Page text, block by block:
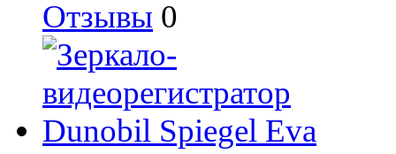
Отзывы 0